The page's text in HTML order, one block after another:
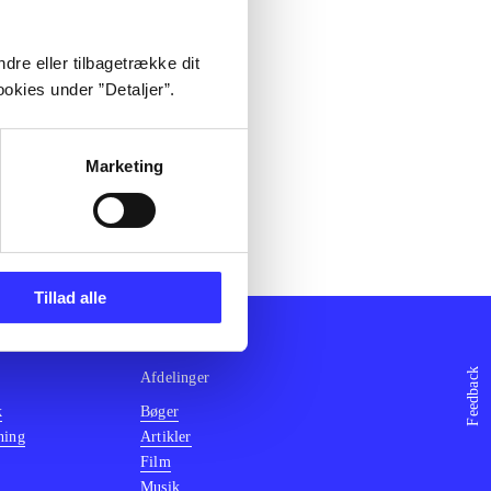
eller tilbagetrække dit
under ”Detaljer”.
Marketing
Tillad alle
Feedback
Afdelinger
Bøger
Artikler
Film
Musik